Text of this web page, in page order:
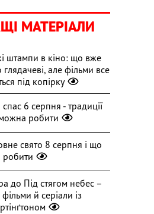
МАТЕРІАЛИ
штампи в кіно: що вже
але фільми все
під копірку
6 серпня - традиції
робити
свято 8 серпня і що
до Під стягом небес –
й серіали із